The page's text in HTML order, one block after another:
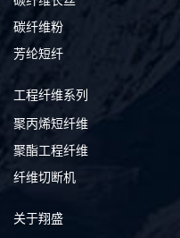
碳纤维粉
芳纶短纤
工程纤维系列
聚丙烯短纤维
聚酯工程纤维
纤维切断机
关于翔盛